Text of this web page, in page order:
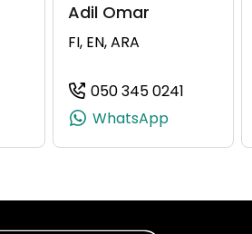
(+358409225912, 0409225912, +358
Adil Omar
FI, EN, ARA
050 345 0241
WhatsApp